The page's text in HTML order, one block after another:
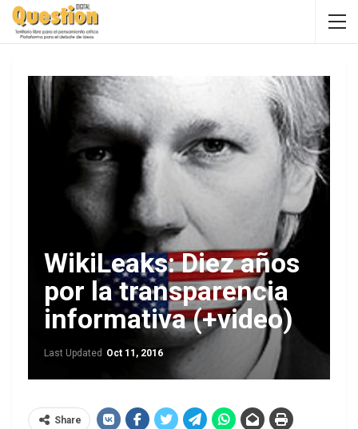
WikiLeaks: Diez años
por la transparencia
informativa (+video)
Last Updated Oct 11, 2016
Share